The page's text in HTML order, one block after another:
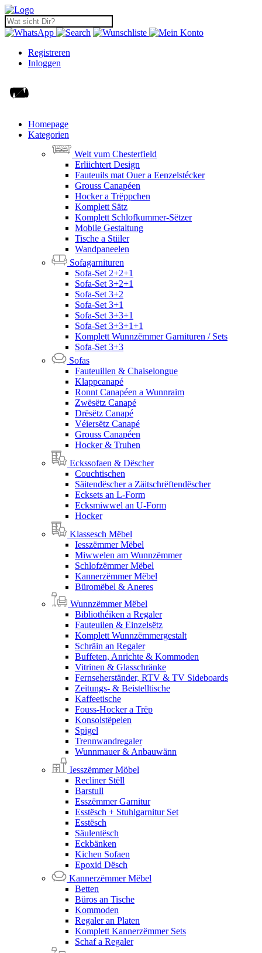
Registreren
Inloggen
Homepage
Kategorien
Welt vum Chesterfield
Erliichtert Design
Fauteuils mat Ouer a Eenzelstécker
Grouss Canapéen
Hocker a Trëppchen
Komplett Sätz
Komplett Schlofkummer-Sëtzer
Mobile Gestaltung
Tische a Stiiler
Wandpaneelen
Sofagarnituren
Sofa-Set 2+2+1
Sofa-Set 3+2+1
Sofa-Set 3+2
Sofa-Set 3+1
Sofa-Set 3+3+1
Sofa-Set 3+3+1+1
Komplett Wunnzëmmer Garnituren / Sets
Sofa-Set 3+3
Sofas
Fauteuillen & Chaiselongue
Klappcanapé
Ronnt Canapéen a Wunnraim
Zwësëtz Canapé
Drësëtz Canapé
Véiersëtz Canapé
Grouss Canapéen
Hocker & Truhen
Eckssofaen & Dëscher
Couchtischen
Säitendëscher a Zäitschrëftendëscher
Ecksets an L-Form
Ecksmiwwel an U-Form
Hocker
Klassesch Mëbel
Iesszëmmer Mëbel
Miwwelen am Wunnzëmmer
Schlofzëmmer Mëbel
Kannerzëmmer Mëbel
Büromëbel & Aneres
Wunnzëmmer Mëbel
Bibliothéiken a Regaler
Fauteuilen & Einzelsëtz
Komplett Wunnzëmmergestalt
Schräin an Regaler
Buffeten, Anrichte & Kommoden
Vitrinen & Glasschränke
Fernseherständer, RTV & TV Sideboards
Zeitungs- & Beistelltische
Kaffeetische
Fouss-Hocker a Trëp
Konsolstëpelen
Spigel
Trennwandregaler
Wunnmauer & Anbauwänn
Iesszëmmer Möbel
Recliner Stëll
Barstull
Esszëmmer Garnitur
Esstësch + Stuhlgarnitur Set
Esstësch
Säulentësch
Eckbänken
Kichen Sofaen
Epoxid Dësch
Kannerzëmmer Mëbel
Betten
Büros an Tische
Kommoden
Regaler an Platen
Komplett Kannerzëmmer Sets
Schaf a Regaler